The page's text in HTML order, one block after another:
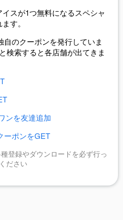
スが1つ無料になるスペシャ
す。
のクーポンを発行していま
検索すると各店舗が出てきま
ンを友達追加
ーポンをGET
登録やダウンロードを必ず行っ
ださい